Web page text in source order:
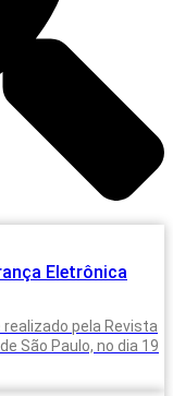
Eletrônica
pela Revista
São Paulo, no dia 19